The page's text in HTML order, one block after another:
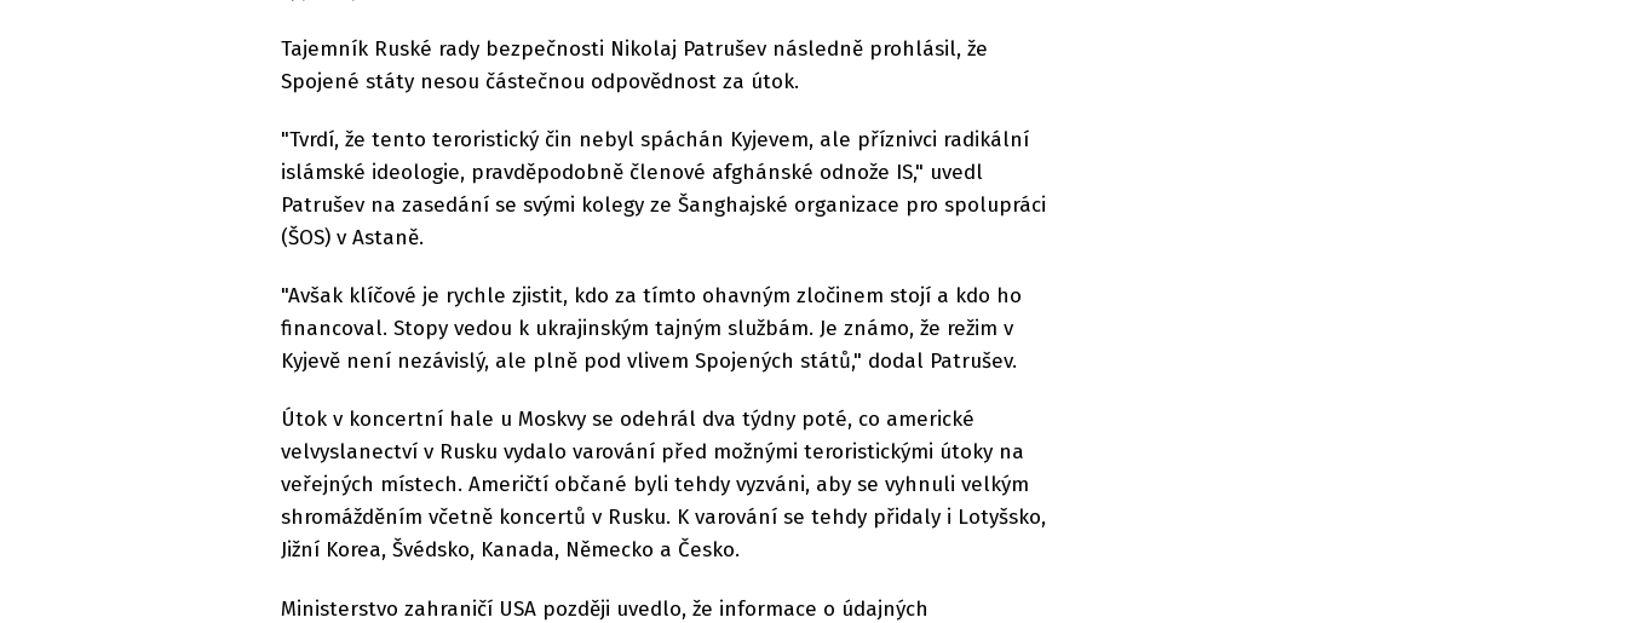
Tajemník Ruské rady bezpečnosti Nikolaj Patrušev následně prohlásil, že
Spojené státy nesou částečnou odpovědnost za útok.
"Tvrdí, že tento teroristický čin nebyl spáchán Kyjevem, ale příznivci radikální
islámské ideologie, pravděpodobně členové afghánské odnože IS," uvedl
Patrušev na zasedání se svými kolegy ze Šanghajské organizace pro spolupráci
(ŠOS) v Astaně.
"Avšak klíčové je rychle zjistit, kdo za tímto ohavným zločinem stojí a kdo ho
financoval. Stopy vedou k ukrajinským tajným službám. Je známo, že režim v
Kyjevě není nezávislý, ale plně pod vlivem Spojených států," dodal Patrušev.
Útok v koncertní hale u Moskvy se odehrál dva týdny poté, co americké
velvyslanectví v Rusku vydalo varování před možnými teroristickými útoky na
veřejných místech. Američtí občané byli tehdy vyzváni, aby se vyhnuli velkým
shromážděním včetně koncertů v Rusku. K varování se tehdy přidaly i Lotyšsko,
Jižní Korea, Švédsko, Kanada, Německo a Česko.
Ministerstvo zahraničí USA později uvedlo, že informace o údajných